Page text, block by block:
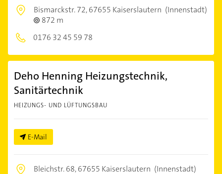
Bismarckstr. 72,67655 Kaiserslautern (Innenstadt)
872 m
0176 32 45 59 78
Deho Henning Heizungstechnik,
Sanitärtechnik
HEIZUNGS- UND LÜFTUNGSBAU
E-Mail
Bleichstr. 68,67655 Kaiserslautern (Innenstadt)